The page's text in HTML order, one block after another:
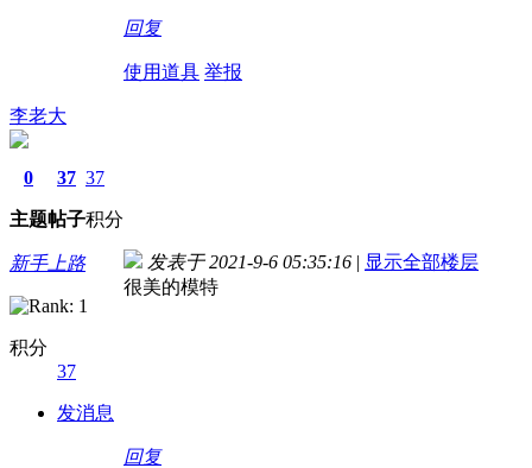
回复
使用道具 举报
李老大
0
主题
37
帖子
37
积分
新手上路
积分
37
发消息
发表于 2021-9-6 05:35:16 | 显示全部楼层
很美的模特
回复